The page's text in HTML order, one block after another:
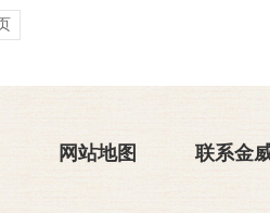
网站地图 联系金